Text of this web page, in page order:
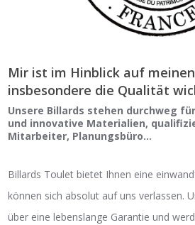
Mir ist im Hinblick auf
insbesondere die Qualität
Unsere Billards stehen durchweg
und innovative Materialien,
Mitarbeiter, Planungsbüro…
Billards Toulet bietet Ihnen eine
können sich absolut auf uns verlassen.
über eine lebenslange Garantie und